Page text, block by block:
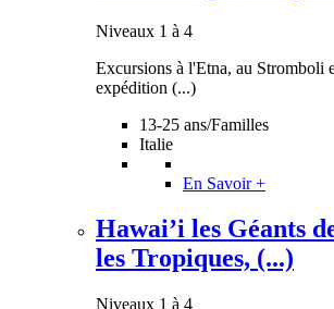
Niveaux 1 à 4
Excursions à l'Etna, au Stromboli
expédition (...)
13-25 ans/Familles
Italie
En Savoir +
Hawai’i les Géants
les Tropiques, (...)
Niveaux 1 à 4